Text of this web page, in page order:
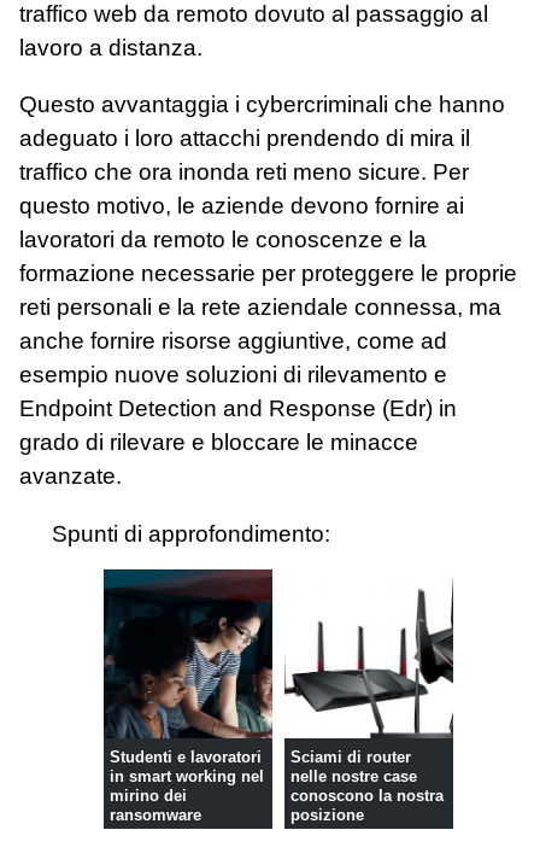
traffico web da remoto dovuto al passaggio al
lavoro a distanza.
Questo avvantaggia i cybercriminali che hanno
adeguato i loro attacchi prendendo di mira il
traffico che ora inonda reti meno sicure. Per
questo motivo, le aziende devono fornire ai
lavoratori da remoto le conoscenze e la
formazione necessarie per proteggere le proprie
reti personali e la rete aziendale connessa, ma
anche fornire risorse aggiuntive, come ad
esempio nuove soluzioni di rilevamento e
Endpoint Detection and Response (Edr) in
grado di rilevare e bloccare le minacce
avanzate.
Spunti di approfondimento:
Studenti e lavoratori
in smart working nel
mirino dei
ransomware
Sciami di router
nelle nostre case
conoscono la nostra
posizione